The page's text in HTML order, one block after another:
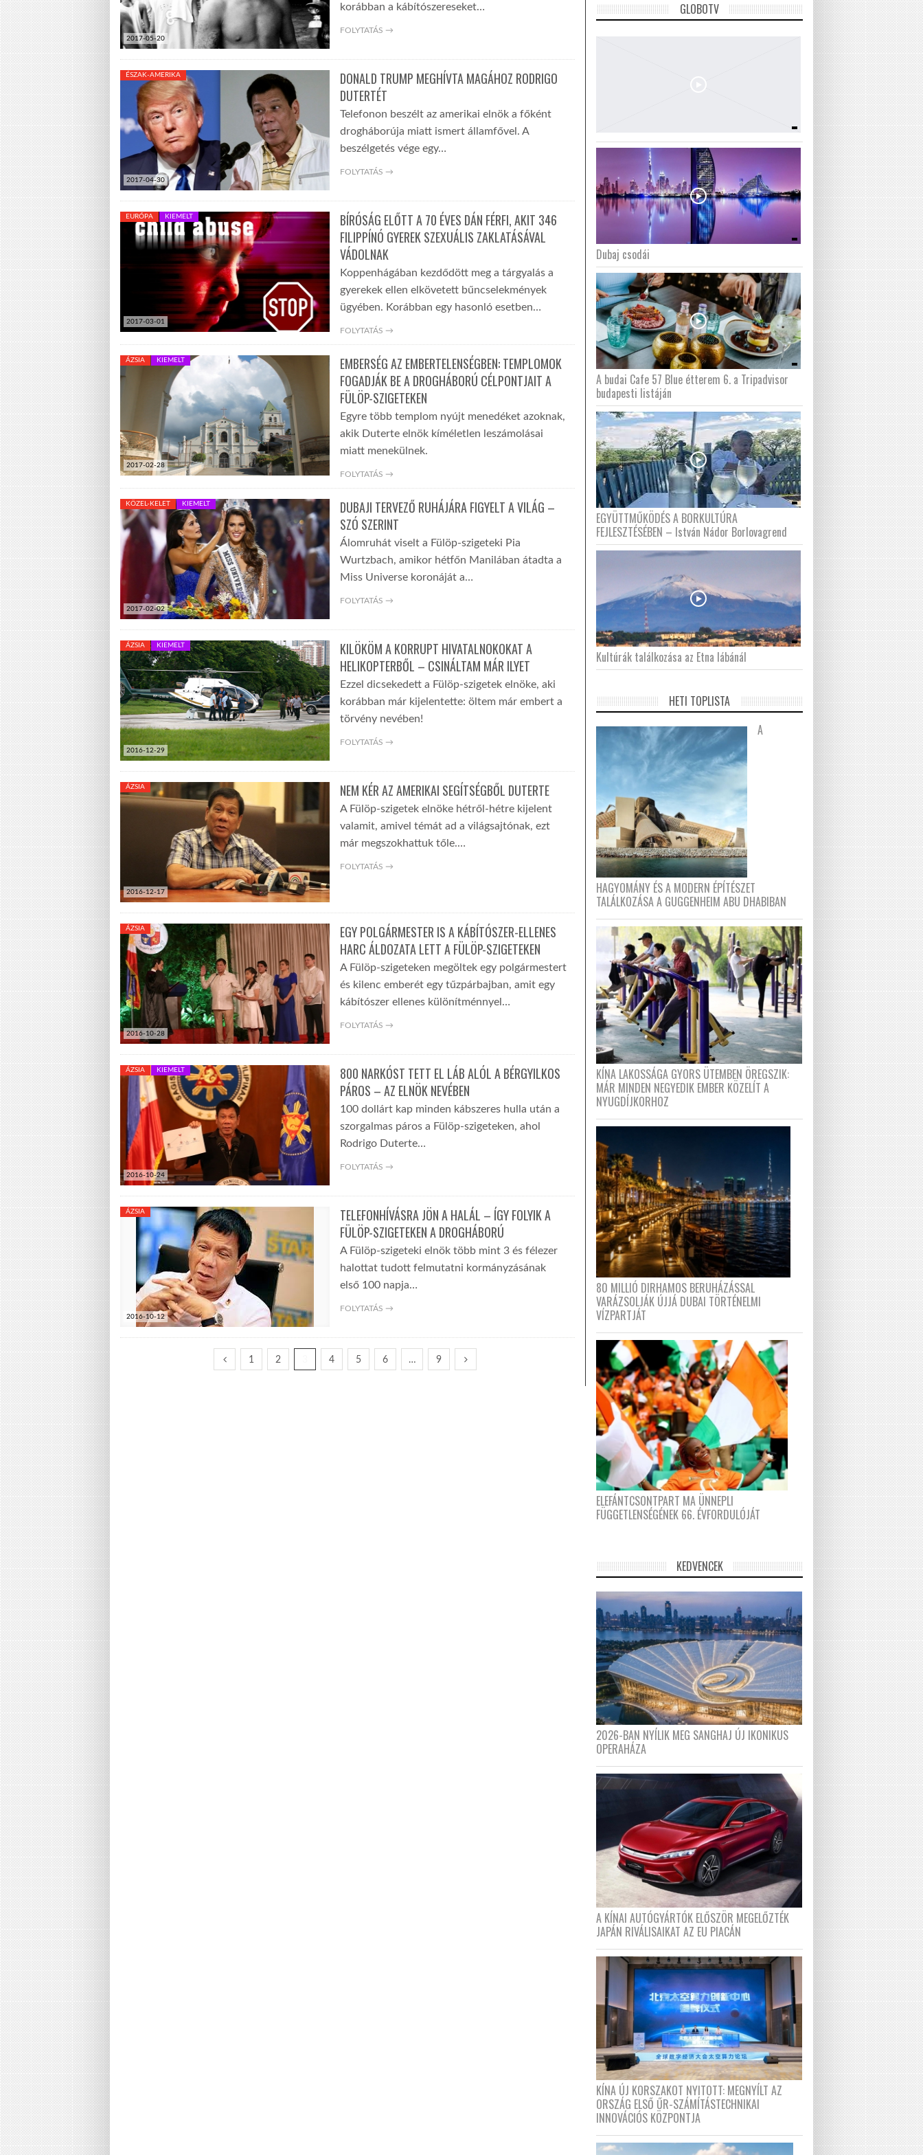
2017-05-20
korábban a kábítószereseket…
FOLYTATÁS →
2017-04-30
ÉSZAK-AMERIKA
DONALD TRUMP MEGHÍVTA MAGÁHOZ RODRIGO
DUTERTÉT
Telefonon beszélt az amerikai elnök a főként
drogháborúja miatt ismert államfővel. A
beszélgetés vége egy…
FOLYTATÁS →
2017-03-01
EURÓPA KIEMELT
BÍRÓSÁG ELŐTT A 70 ÉVES DÁN FÉRFI, AKIT 346
FILIPPÍNÓ GYEREK SZEXUÁLIS ZAKLATÁSÁVAL
VÁDOLNAK
Koppenhágában kezdődött meg a tárgyalás a
gyerekek ellen elkövetett bűncselekmények
ügyében. Korábban egy hasonló esetben…
FOLYTATÁS →
2017-02-28
ÁZSIA KIEMELT
EMBERSÉG AZ EMBERTELENSÉGBEN: TEMPLOMOK
FOGADJÁK BE A DROGHÁBORÚ CÉLPONTJAIT A
FÜLÖP-SZIGETEKEN
Egyre több templom nyújt menedéket azoknak,
akik Duterte elnök kíméletlen leszámolásai
miatt menekülnek.
FOLYTATÁS →
2017-02-02
KÖZEL-KELET KIEMELT
DUBAJI TERVEZŐ RUHÁJÁRA FIGYELT A VILÁG –
SZÓ SZERINT
Álomruhát viselt a Fülöp-szigeteki Pia
Wurtzbach, amikor hétfőn Manilában átadta a
Miss Universe koronáját a…
FOLYTATÁS →
2016-12-29
ÁZSIA KIEMELT
KILÖKÖM A KORRUPT HIVATALNOKOKAT A
HELIKOPTERBŐL – CSINÁLTAM MÁR ILYET
Ezzel dicsekedett a Fülöp-szigetek elnöke, aki
korábban már kijelentette: öltem már embert a
törvény nevében!
FOLYTATÁS →
2016-12-17
ÁZSIA NEM KÉR AZ AMERIKAI SEGÍTSÉGBŐL DUTERTE
A Fülöp-szigetek elnöke hétről-hétre kijelent
valamit, amivel témát ad a világsajtónak, ezt
már megszokhattuk tőle.…
FOLYTATÁS →
2016-10-28
ÁZSIA
EGY POLGÁRMESTER IS A KÁBÍTÓSZER-ELLENES
HARC ÁLDOZATA LETT A FÜLÖP-SZIGETEKEN
A Fülöp-szigeteken megöltek egy polgármestert
és kilenc emberét egy tűzpárbajban, amit egy
kábítószer ellenes különítménnyel…
FOLYTATÁS →
2016-10-24
ÁZSIA KIEMELT
800 NARKÓST TETT EL LÁB ALÓL A BÉRGYILKOS
PÁROS – AZ ELNÖK NEVÉBEN
100 dollárt kap minden kábszeres hulla után a
szorgalmas páros a Fülöp-szigeteken, ahol
Rodrigo Duterte…
FOLYTATÁS →
2016-10-12
ÁZSIA
TELEFONHÍVÁSRA JÖN A HALÁL – ÍGY FOLYIK A
FÜLÖP-SZIGETEKEN A DROGHÁBORÚ
A Fülöp-szigeteki elnök több mint 3 és félezer
halottat tudott felmutatni kormányzásának
első 100 napja…
FOLYTATÁS →
1 2 4 5 6 … 9
GLOBOTV
Dubaj csodái
A budai Cafe 57 Blue étterem 6. a Tripadvisor
budapesti listáján
EGYÜTTMŰKÖDÉS A BORKULTÚRA
FEJLESZTÉSÉBEN – István Nádor Borlovagrend
Kultúrák találkozása az Etna lábánál
HETI TOPLISTA
A
HAGYOMÁNY ÉS A MODERN ÉPÍTÉSZET
TALÁLKOZÁSA A GUGGENHEIM ABU DHABIBAN
KÍNA LAKOSSÁGA GYORS ÜTEMBEN ÖREGSZIK:
MÁR MINDEN NEGYEDIK EMBER KÖZELÍT A
NYUGDÍJKORHOZ
80 MILLIÓ DIRHAMOS BERUHÁZÁSSAL
VARÁZSOLJÁK ÚJJÁ DUBAI TÖRTÉNELMI
VÍZPARTJÁT
ELEFÁNTCSONTPART MA ÜNNEPLI
FÜGGETLENSÉGÉNEK 66. ÉVFORDULÓJÁT
KEDVENCEK
2026-BAN NYÍLIK MEG SANGHAJ ÚJ IKONIKUS
OPERAHÁZA
A KÍNAI AUTÓGYÁRTÓK ELŐSZÖR MEGELŐZTÉK
JAPÁN RIVÁLISAIKAT AZ EU PIACÁN
KÍNA ÚJ KORSZAKOT NYITOTT: MEGNYÍLT AZ
ORSZÁG ELSŐ ŰR-SZÁMÍTÁSTECHNIKAI
INNOVÁCIÓS KÖZPONTJA